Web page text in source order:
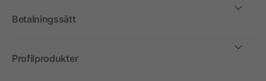
Betalningssätt
Profilprodukter